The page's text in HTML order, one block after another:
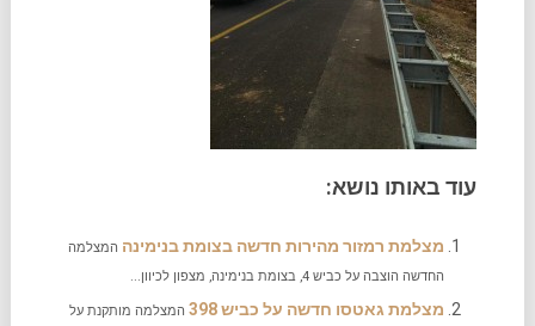
עוד באותו נושא:
מצלמת רמזור מהירות חדשה בצומת בנימינה המצלמה
החדשה הוצבה על כביש 4, בצומת בנימינה, מצפון לכיוון...
מצלמת גאטסו חדשה על כביש 398
המצלמה מותקנת על